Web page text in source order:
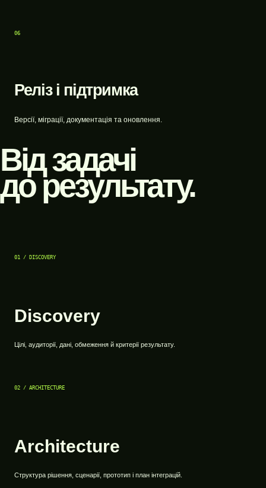
06
Реліз і підтримка
Версії, міграції, документація та оновлення.
Від задачі
до результату.
01 / DISCOVERY
Discovery
Цілі, аудиторії, дані, обмеження й критерії результату.
02 / ARCHITECTURE
Architecture
Структура рішення, сценарії, прототип і план інтеграцій.